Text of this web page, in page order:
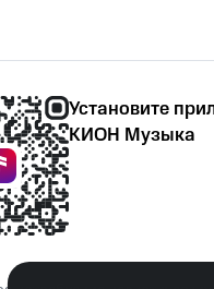
Установите
КИОН Музыка